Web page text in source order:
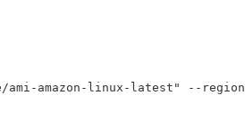
ami-amazon-linux-latest" --region